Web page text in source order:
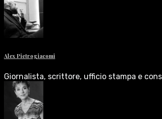
Alex Pietrogiacomi
Giornalista, scrittore, ufficio stampa e